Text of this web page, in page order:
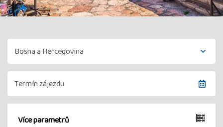
Více parametrů